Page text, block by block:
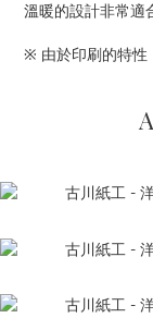
溫暖的設計非常適
※ 由於印刷的特性